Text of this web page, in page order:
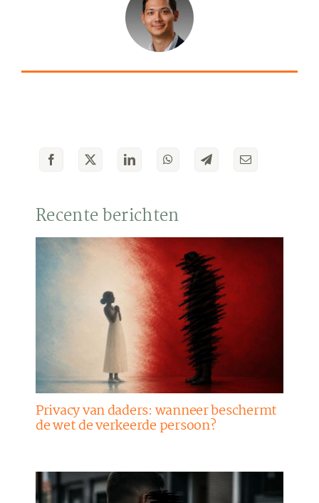
Recente berichten
Privacy van daders: wanneer beschermt
de wet de verkeerde persoon?